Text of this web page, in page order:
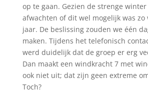
op te gaan. Gezien de strenge
afwachten of dit wel mogelijk was zo
jaar. De beslissing zouden we één
maken. Tijdens het telefonisch
werd duidelijk dat de groep er erg
Dan maakt een windkracht 7 met
ook niet uit; dat zijn geen extreme
Toch?